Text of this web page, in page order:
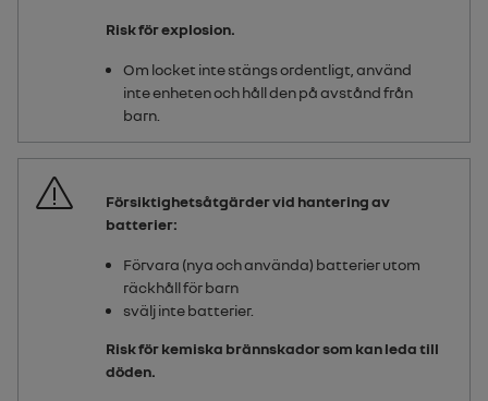
Risk för explosion.
Om locket inte stängs ordentligt, använd
inte enheten och håll den på avstånd från
barn.
Försiktighetsåtgärder vid hantering av
batterier:
Förvara (nya och använda) batterier utom
räckhåll för barn
svälj inte batterier.
Risk för kemiska brännskador som kan leda till
döden.